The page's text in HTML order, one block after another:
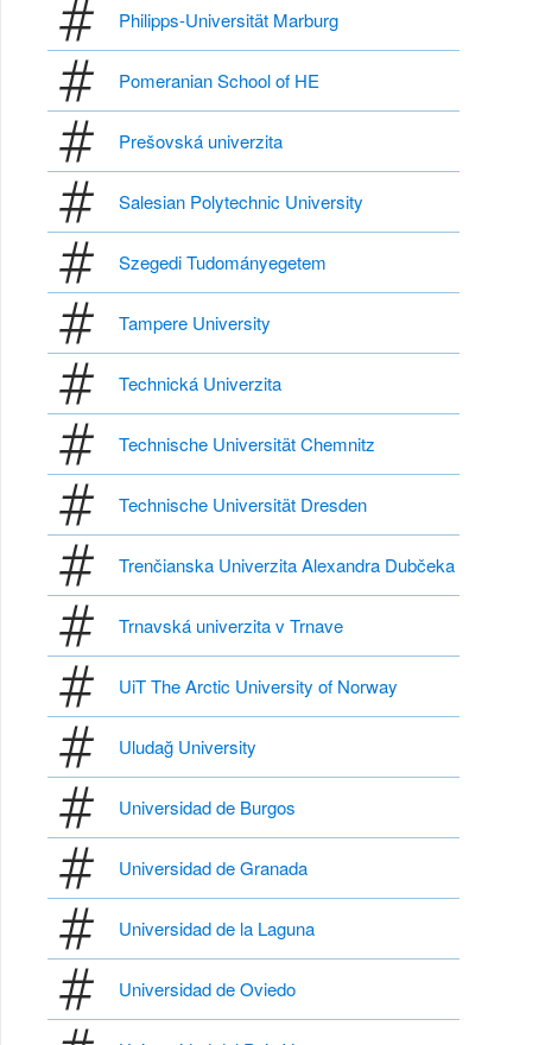
Philipps-Universität Marburg
Pomeranian School of HE
Prešovská univerzita
Salesian Polytechnic University
Szegedi Tudományegetem
Tampere University
Technická Univerzita
Technische Universität Chemnitz
Technische Universität Dresden
Trenčianska Univerzita Alexandra Dubčeka
Trnavská univerzita v Trnave
UiT The Arctic University of Norway
Uludağ University
Universidad de Burgos
Universidad de Granada
Universidad de la Laguna
Universidad de Oviedo